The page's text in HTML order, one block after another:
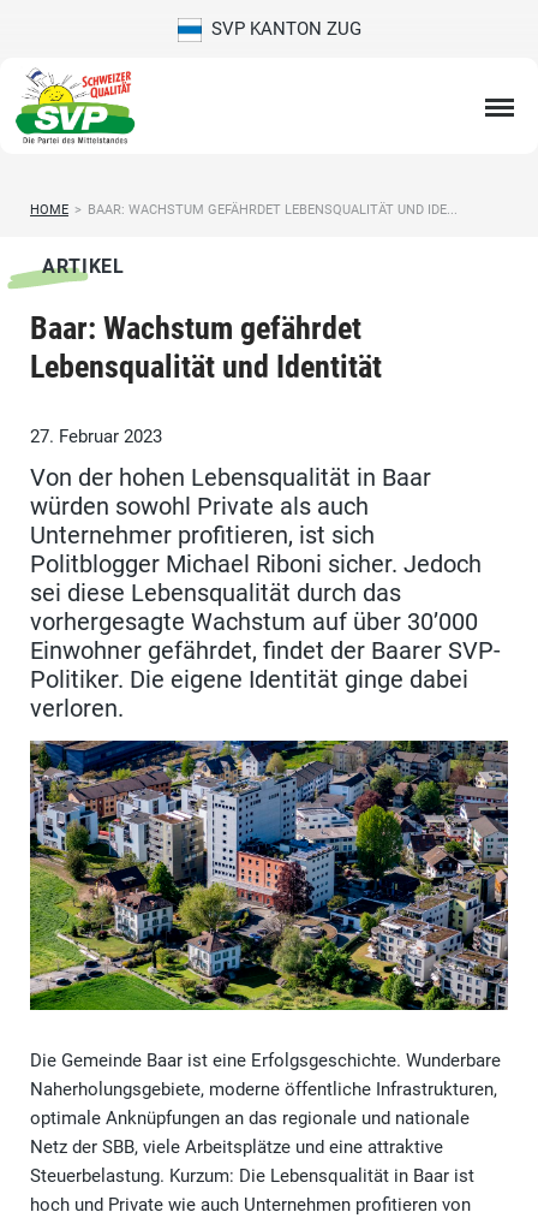
SVP KANTON ZUG
HOME > BAAR: WACHSTUM GEFÄHRDET LEBENSQUALITÄT UND IDE...
ARTIKEL
Baar: Wachstum gefährdet
Lebensqualität und Identität
27. Februar 2023
Von der hohen Lebensqualität in Baar
würden sowohl Private als auch
Unternehmer profitieren, ist sich
Politblogger Michael Riboni sicher. Jedoch
sei diese Lebensqualität durch das
vorhergesagte Wachstum auf über 30’000
Einwohner gefährdet, findet der Baarer SVP-
Politiker. Die eigene Identität ginge dabei
verloren.
Die Gemeinde Baar ist eine Erfolgsgeschichte. Wunderbare
Naherholungsgebiete, moderne öffentliche Infrastrukturen,
optimale Anknüpfungen an das regionale und nationale
Netz der SBB, viele Arbeitsplätze und eine attraktive
Steuerbelastung. Kurzum: Die Lebensqualität in Baar ist
hoch und Private wie auch Unternehmen profitieren von